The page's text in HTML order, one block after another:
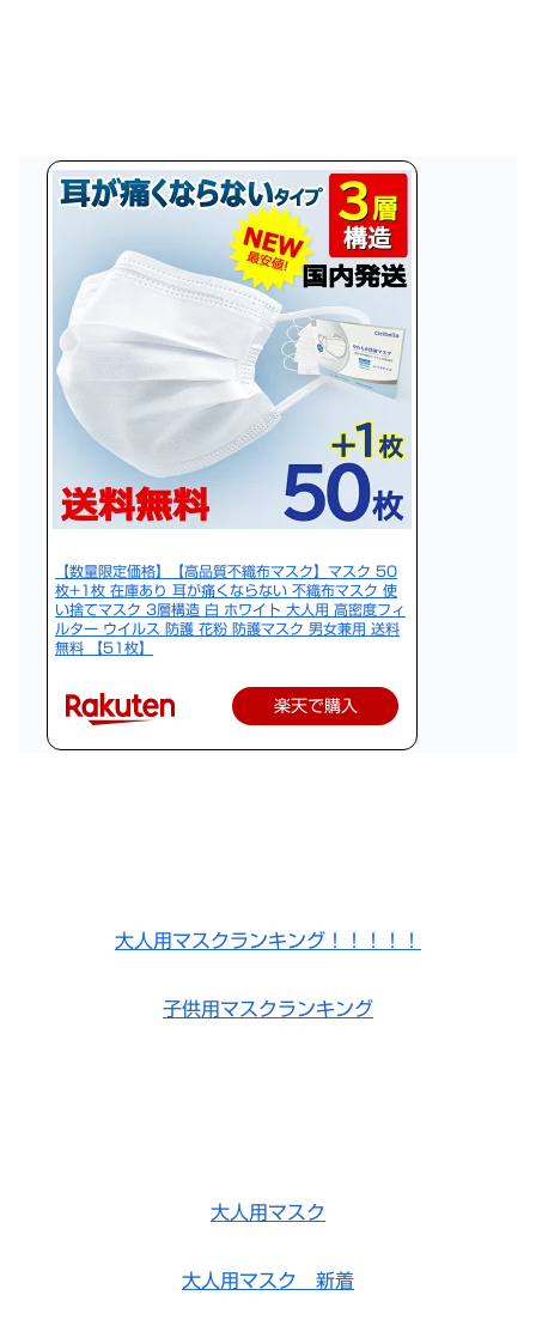
【数量限定価格】【高品質不織布マスク】マスク 50
枚+1枚 在庫あり 耳が痛くならない 不織布マスク 使
い捨てマスク 3層構造 白 ホワイト 大人用 高密度フィ
ルター ウイルス 防護 花粉 防護マスク 男女兼用 送料
無料 【51枚】
楽天で購入
大人用マスクランキング！！！！！
子供用マスクランキング
大人用マスク
大人用マスク 新着